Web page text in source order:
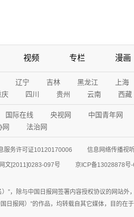
视频 专栏 漫画
辽宁 吉林 黑龙江 上海
庆 四川 贵州 云南 西藏
国际在线 央视网 中国青年网
网 法治网
服务许可证10120170006 信息网络传播视
文[2011]0283-097号 京ICP备13028878号-
”，除与中国日报网签署内容授权协议的网站
日报网）”的作品，均转载自其它媒体，目的